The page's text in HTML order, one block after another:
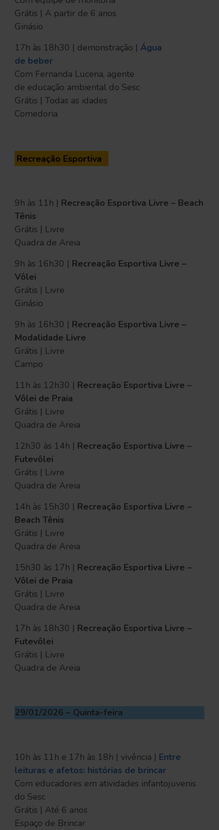
Grátis | A partir de 6 anos
Ginásio
17h às 18h30 | demonstração | Água
de beber
Com Fernanda Lucena, agente
de educação ambiental do Sesc
Grátis | Todas as idades
Comedoria
Recreação Esportiva
9h às 11h | Recreação Esportiva Livre – Beach
Tênis
Grátis | Livre
Quadra de Areia
9h às 16h30 | Recreação Esportiva Livre –
Vôlei
Grátis | Livre
Ginásio
9h às 16h30 | Recreação Esportiva Livre –
Modalidade Livre
Grátis | Livre
Campo
11h às 12h30 | Recreação Esportiva Livre –
Vôlei de Praia
Grátis | Livre
Quadra de Areia
12h30 às 14h | Recreação Esportiva Livre –
Futevôlei
Grátis | Livre
Quadra de Areia
14h às 15h30 | Recreação Esportiva Livre –
Beach Tênis
Grátis | Livre
Quadra de Areia
15h30 às 17h | Recreação Esportiva Livre –
Vôlei de Praia
Grátis | Livre
Quadra de Areia
17h às 18h30 | Recreação Esportiva Livre –
Futevôlei
Grátis | Livre
Quadra de Areia
29/01/2026 – Quinta-feira
10h às 11h e 17h às 18h | vivência | Entre
leituras e afetos: histórias de brincar
Com educadores em atividades infantojuvenis
do Sesc
Grátis | Até 6 anos
Espaço de Brincar